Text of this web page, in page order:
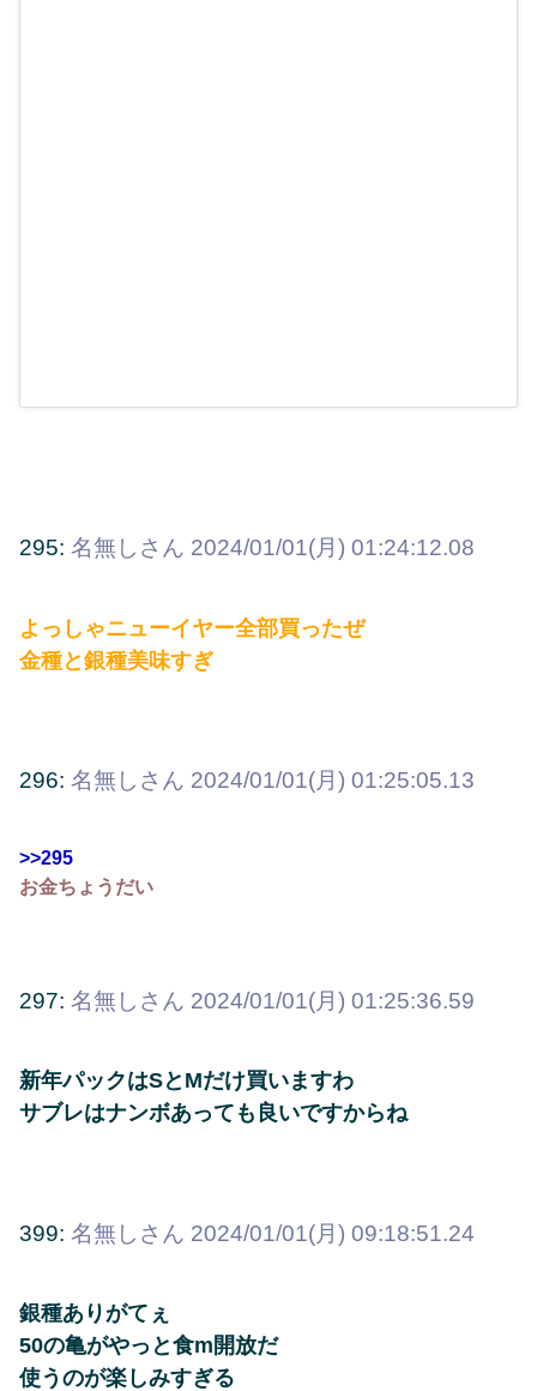
295: 名無しさん 2024/01/01(月) 01:24:12.08
よっしゃニューイヤー全部買ったぜ
金種と銀種美味すぎ
296: 名無しさん 2024/01/01(月) 01:25:05.13
>>295
お金ちょうだい
297: 名無しさん 2024/01/01(月) 01:25:36.59
新年パックはSとMだけ買いますわ
サブレはナンボあっても良いですからね
399: 名無しさん 2024/01/01(月) 09:18:51.24
銀種ありがてぇ
50の亀がやっと食m開放だ
使うのが楽しみすぎる